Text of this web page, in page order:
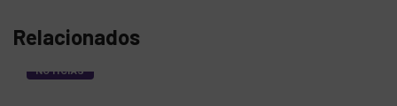
Relacionados
NOTÍCIAS